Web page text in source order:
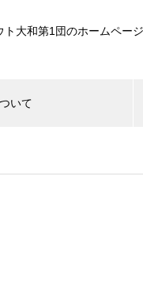
大和第1団のホームペー
いて